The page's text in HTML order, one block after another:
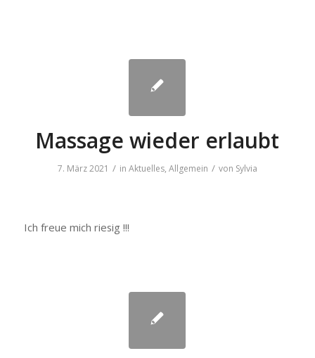
Massage wieder erlaubt
7. März 2021 / in Aktuelles, Allgemein / von Sylvia
Ich freue mich riesig !!!